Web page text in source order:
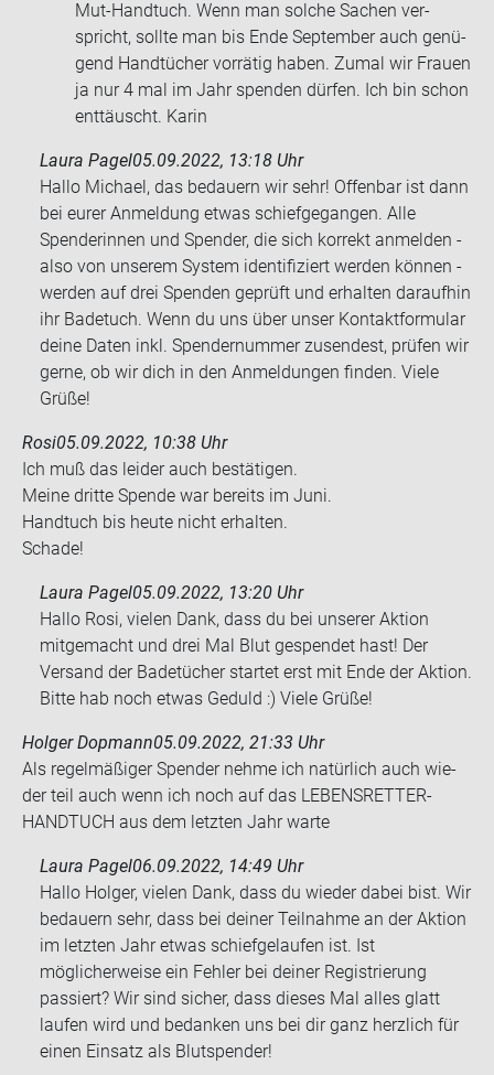
Mut-​Handtuch. Wenn man sol­che Sa­chen ver­
spricht, soll­te man bis Ende Sep­tem­ber auch ge­nü­
gend Hand­tü­cher vor­rä­tig haben. Zumal wir Frau­en
ja nur 4 mal im Jahr spen­den dür­fen. Ich bin schon
ent­täuscht. Karin
Laura Pagel05.09.2022, 13:18 Uhr
Hallo Michael, das bedauern wir sehr! Offenbar ist dann
bei eurer Anmeldung etwas schiefgegangen. Alle
Spenderinnen und Spender, die sich korrekt anmelden -
also von unserem System identifiziert werden können -
werden auf drei Spenden geprüft und erhalten daraufhin
ihr Badetuch. Wenn du uns über unser Kontaktformular
deine Daten inkl. Spendernummer zusendest, prüfen wir
gerne, ob wir dich in den Anmeldungen finden. Viele
Grüße!
Rosi05.09.2022, 10:38 Uhr
Ich muß das lei­der auch be­stä­ti­gen.
Meine drit­te Spen­de war be­reits im Juni.
Hand­tuch bis heute nicht er­hal­ten.
Scha­de!
Laura Pagel05.09.2022, 13:20 Uhr
Hallo Rosi, vielen Dank, dass du bei unserer Aktion
mitgemacht und drei Mal Blut gespendet hast! Der
Versand der Badetücher startet erst mit Ende der Aktion.
Bitte hab noch etwas Geduld :) Viele Grüße!
Holger Dopmann05.09.2022, 21:33 Uhr
Als re­gel­mä­ßi­ger Spen­der nehme ich na­tür­lich auch wie­
der teil auch wenn ich noch auf das LE­BENS­RET­TER­
HAND­TUCH aus dem letz­ten Jahr warte
Laura Pagel06.09.2022, 14:49 Uhr
Hallo Holger, vielen Dank, dass du wieder dabei bist. Wir
bedauern sehr, dass bei deiner Teilnahme an der Aktion
im letzten Jahr etwas schiefgelaufen ist. Ist
möglicherweise ein Fehler bei deiner Registrierung
passiert? Wir sind sicher, dass dieses Mal alles glatt
laufen wird und bedanken uns bei dir ganz herzlich für
einen Einsatz als Blutspender!